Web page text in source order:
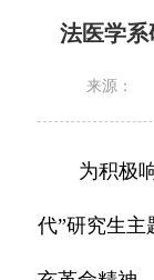
法医学
来源：
为积极
代”研究生